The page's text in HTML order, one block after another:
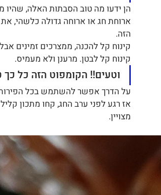
הן ידעו מה טוב הסבתות האלה, שהיו
ארוחת חג או ארוחה גדולה כלשהי,
הזה.
קינוח קל להכנה, ממצרכים זמינים
קינוח קל לבטן. מרענן ולא מעמיס.
וטעים!! הקומפוט הזה כל כך
על הדרך אפשר להשתמש בכל
אז רגע לפני ערב החג, קחו מתכון
מצויין.